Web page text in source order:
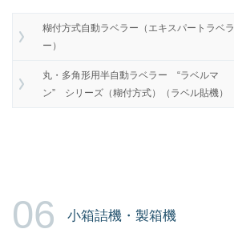
糊付方式自動ラベラー（エキスパートラベラ
ー）
丸・多角形用半自動ラベラー “ラベルマ
ン” シリーズ（糊付方式）（ラベル貼機）
06 小箱詰機・製箱機